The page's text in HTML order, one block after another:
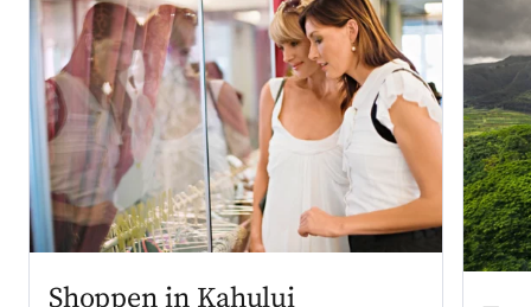
Shoppen in Kahului